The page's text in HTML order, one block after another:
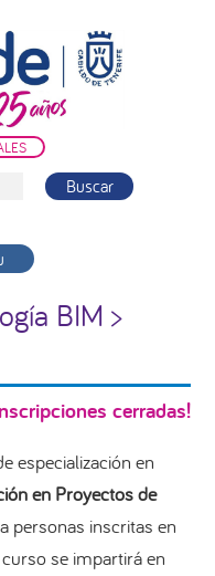
BIM >
cerradas!
especialización en
en Proyectos de
personas inscritas en
se impartirá en